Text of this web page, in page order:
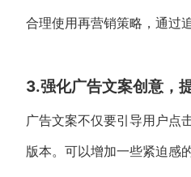
合理使用再营销策略，通过
3.强化广告文案创意，
广告文案不仅要引导用户点
版本。可以增加一些紧迫感